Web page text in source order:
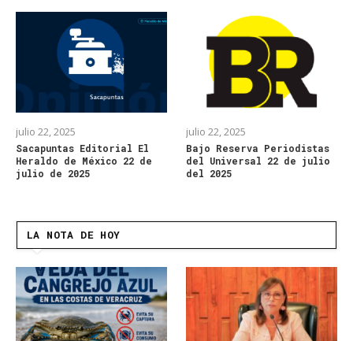
julio 22, 2025
Sacapuntas Editorial El
Heraldo de México 22 de
julio de 2025
julio 22, 2025
Bajo Reserva Periodistas
del Universal 22 de julio
del 2025
LA NOTA DE HOY